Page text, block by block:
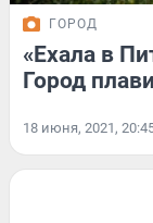
ГОРОД
«Ехала в
Город
18 июня, 2021,